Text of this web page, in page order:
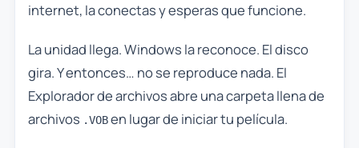
internet, la conectas y esperas que funcione.
La unidad llega. Windows la reconoce. El disco
gira. Y entonces… no se reproduce nada. El
Explorador de archivos abre una carpeta llena de
archivos .VOBen lugar de iniciar tu película.